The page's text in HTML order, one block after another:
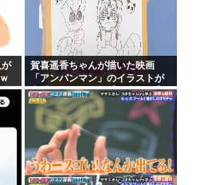
が
賀喜遥香ちゃんが描いた映画
「アンパンマン」のイラストが
上手すぎる！！！【乃木坂46】